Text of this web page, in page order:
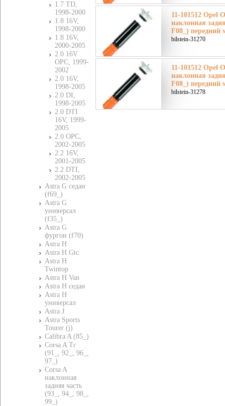
1.7 TD,
1998-2000
1.8 16V,
1998-2000
1.8 16V,
2000-2005
2.0 16V
OPC, 1999-
2002
2.0 16V,
1998-2005
2.0 DI,
1998-2005
2.0 DTI
16V, 1999-
2005
2.0 OPC,
2002-2005
2.2 16V,
2001-2005
2.2 DTI,
2002-2005
Astra G седан
(f69_)
Astra G
универсал
(f35_)
Astra G
фургон (f70)
Astra H
Astra H Gtc
Astra H
Twintop
Astra H Van
Astra H седан
Astra H
универсал
Astra J
Astra Sports
Tourer (j)
Calibra A (85_)
Corsa A Tr
(91_, 92_, 96_,
97_)
Corsa A
наклонная
задняя часть
(93_, 94_, 98_,
99_)
11-101512 Opel
наклонная
F08_) передний
bilstein-31270
11-101512 Opel
наклонная
F08_) передний
bilstein-31278